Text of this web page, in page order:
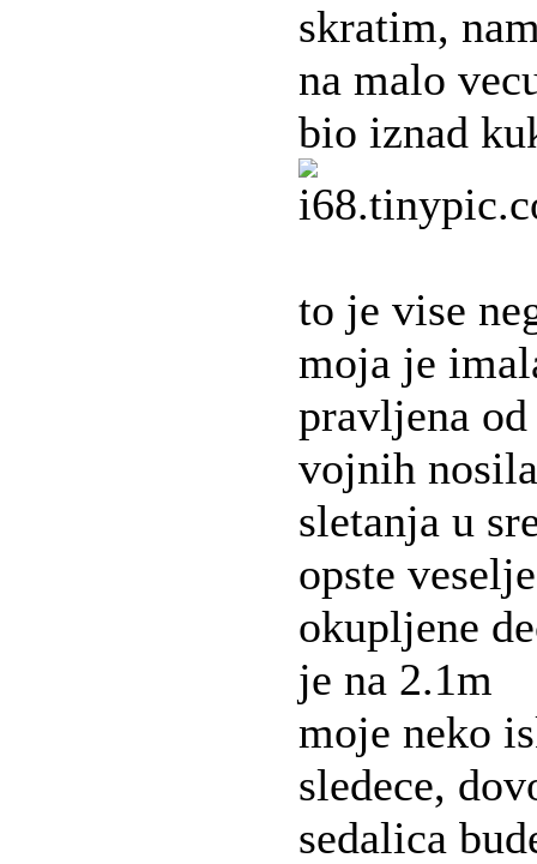
skratim,
na malo
bio iznad
to je vise
moja je
pravljena
vojnih
sletanja u
opste
okupljene
je na 2.1m
moje neko
sledece,
sedalica